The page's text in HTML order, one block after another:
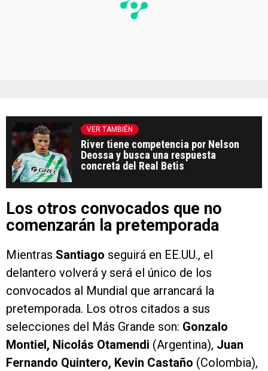
VER TAMBIÉN
River tiene competencia por Nelson
Deossa y busca una respuesta
concreta del Real Betis
Los otros convocados que no
comenzarán la pretemporada
Mientras Santiago seguirá en EE.UU., el
delantero volverá y será el único de los
convocados al Mundial que arrancará la
pretemporada. Los otros citados a sus
selecciones del Más Grande son: Gonzalo
Montiel, Nicolás Otamendi (Argentina), Juan
Fernando Quintero, Kevin Castaño (Colombia),